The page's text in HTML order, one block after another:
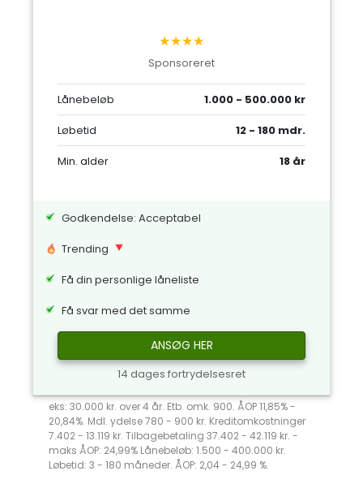
★★★★
Sponsoreret
Lånebeløb
1.000 - 500.000 kr
Løbetid
12 - 180 mdr.
Min. alder
18 år
Godkendelse: Acceptabel
Trending
Få din personlige låneliste
Få svar med det samme
ANSØG HER
14 dages fortrydelsesret
eks: 30.000 kr. over 4 år. Etb. omk. 900. ÅOP 11,85% -
20,84%. Mdl. ydelse 780 - 900 kr. Kreditomkostninger
7.402 - 13.119 kr. Tilbagebetaling 37.402 - 42.119 kr. -
maks ÅOP: 24,99% Lånebeløb: 1.500 - 400.000 kr.
Løbetid: 3 - 180 måneder. ÅOP: 2,04 - 24,99 %.